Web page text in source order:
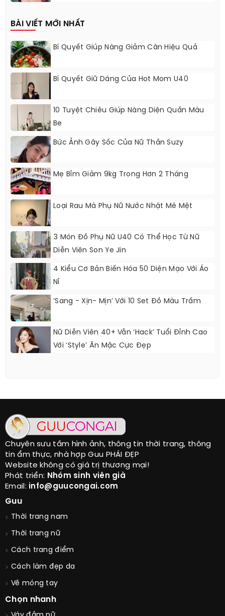
BÀI VIẾT MỚI NHẤT
Bí Quyết Giúp Nàng Giảm Cân Hiệu Quả
Bí Quyết Giữ Dáng Của Hot Mom U40
10 Tuyệt Chiêu Giúp Nàng Diện Quần Màu
Be
Bức Ảnh Gây Sốc Của Nữ Thần Suzy
Mẹ Bỉm Giảm 9kg Trong Hơn 2 Tháng
Loại Rau Mà Phụ Nữ Nước Nhật Mê Mệt
3 Món Đồ Phụ Nữ U40 Có Thể Học Từ Nữ
Diễn Viên Son Ye Jin
4 Kiểu Cơ Bản Biến Hóa 50 Diện Mạo Với Áo
Nỉ
‘Sang - Xịn- Mịn’ Với 10 Set Đồ Màu Trầm
Nữ Diễn Viên 40+ Vẫn ‘hack’ Tuổi Đỉnh Cao
Với ‘style’ Ăn Mặc Cực Đẹp
Chuyên sưu tầm hình ảnh, thông tin thời trang, thông
tin ẩm thực, nhà hợp Guu PHÁI ĐẸP
Website không có giá trị thương mại!
Phát triển: Nhóm sinh viên già
Email: info@guucongai.com
Guu
Thời trang nam
Thời trang nữ
Cách trang điểm
Cách làm đẹp da
Vẽ móng tay
Chọn nhanh